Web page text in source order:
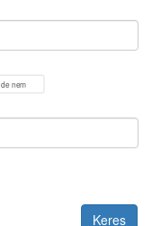
de nem